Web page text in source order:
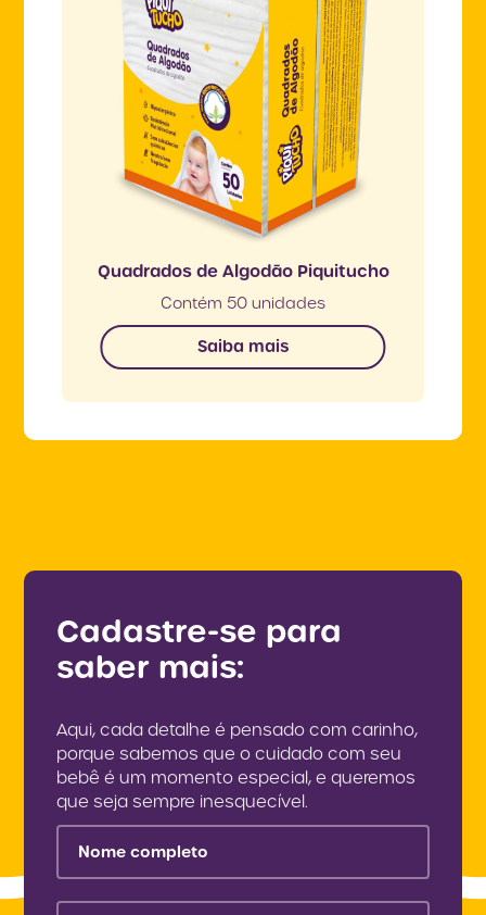
Quadrados de Algodão Piquitucho
Contém 50 unidades
Saiba mais
Cadastre-se para
saber mais:
Aqui, cada detalhe é pensado com carinho,
porque sabemos que o cuidado com seu
bebê é um momento especial, e queremos
que seja sempre inesquecível.
Nome completo